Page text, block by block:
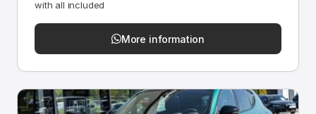
with all included
More information